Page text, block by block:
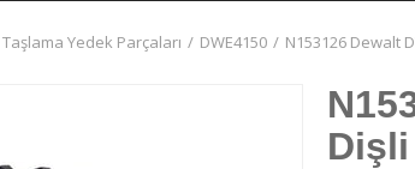
Taşlama Yedek Parçaları DWE4150 N153126 Dewalt
Dişli